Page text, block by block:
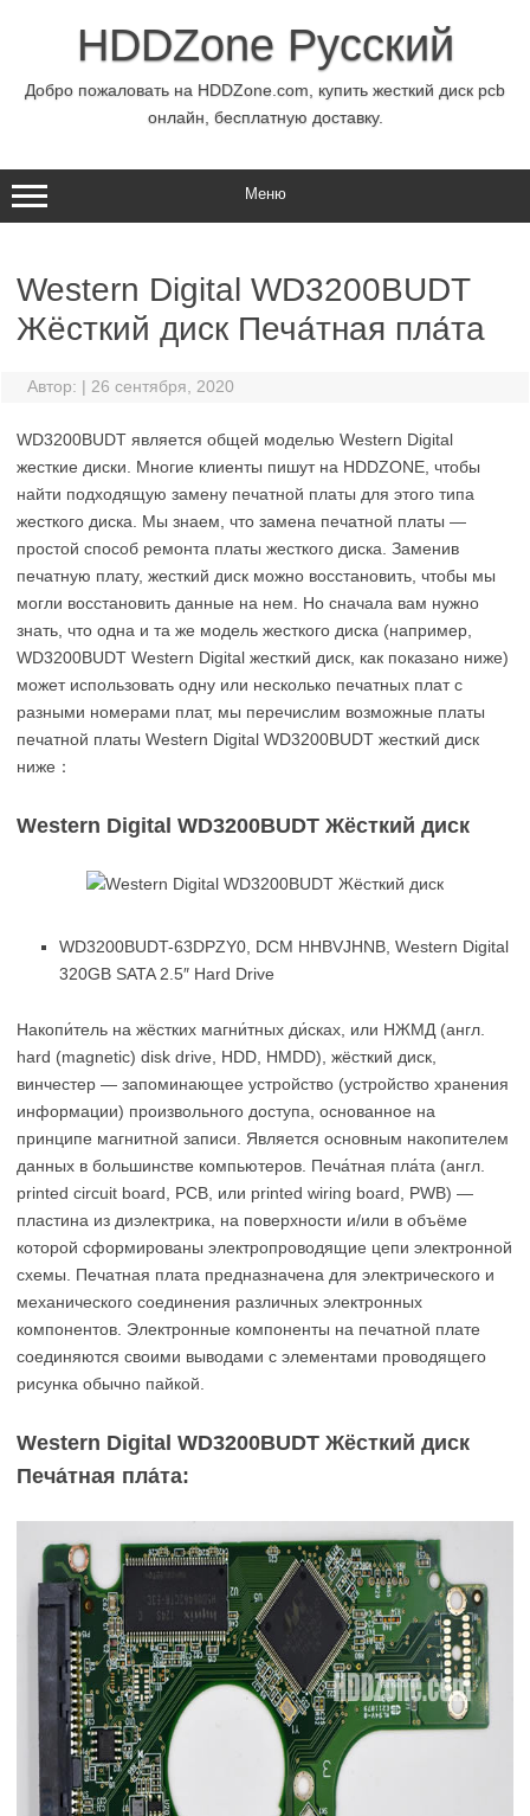
содержимомуHDDZone Русский
Добро пожаловать на HDDZone.com, купить жесткий диск pcb
онлайн, бесплатную доставку.
Меню
Western Digital WD3200BUDT
Жёсткий диск Печа́тная пла́та
Автор: | 26 сентября, 2020
WD3200BUDT является общей моделью Western Digital
жесткие диски. Многие клиенты пишут на HDDZONE, чтобы
найти подходящую замену печатной платы для этого типа
жесткого диска. Мы знаем, что замена печатной платы —
простой способ ремонта платы жесткого диска. Заменив
печатную плату, жесткий диск можно восстановить, чтобы мы
могли восстановить данные на нем. Но сначала вам нужно
знать, что одна и та же модель жесткого диска (например,
WD3200BUDT Western Digital жесткий диск, как показано ниже)
может использовать одну или несколько печатных плат с
разными номерами плат, мы перечислим возможные платы
печатной платы Western Digital WD3200BUDT жесткий диск
ниже：
Western Digital WD3200BUDT Жёсткий диск
WD3200BUDT-63DPZY0, DCM HHBVJHNB, Western Digital
320GB SATA 2.5″ Hard Drive
Накопи́тель на жёстких магни́тных ди́сках, или НЖМД (англ.
hard (magnetic) disk drive, HDD, HMDD), жёсткий диск,
винчестер — запоминающее устройство (устройство хранения
информации) произвольного доступа, основанное на
принципе магнитной записи. Является основным накопителем
данных в большинстве компьютеров. Печа́тная пла́та (англ.
printed circuit board, PCB, или printed wiring board, PWB) —
пластина из диэлектрика, на поверхности и/или в объёме
которой сформированы электропроводящие цепи электронной
схемы. Печатная плата предназначена для электрического и
механического соединения различных электронных
компонентов. Электронные компоненты на печатной плате
соединяются своими выводами с элементами проводящего
рисунка обычно пайкой.
Western Digital WD3200BUDT Жёсткий диск
Печа́тная пла́та: